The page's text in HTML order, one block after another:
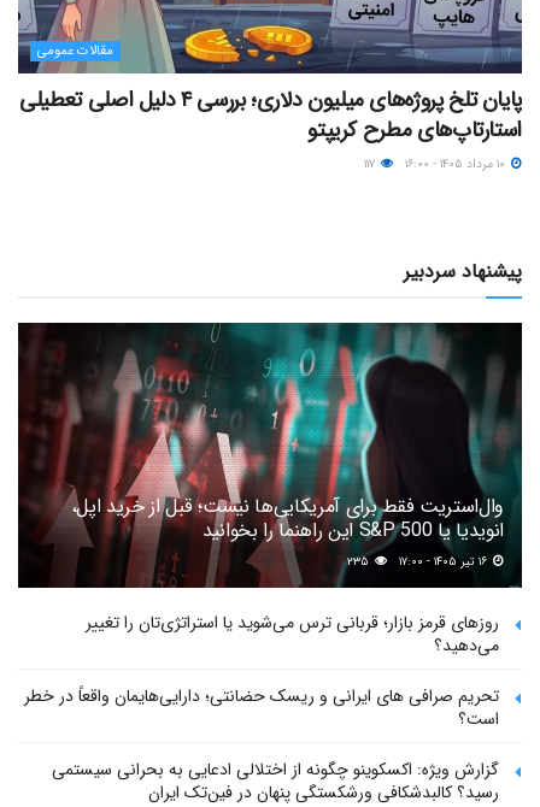
مقالات عمومی
پایان تلخ پروژه‌های میلیون دلاری؛ بررسی ۴ دلیل اصلی تعطیلی
استارتاپ‌های مطرح کریپتو
پیشنهاد سردبیر
وال‌استریت فقط برای آمریکایی‌ها نیست؛ قبل از خرید اپل،
انویدیا یا S&P 500 این راهنما را بخوانید
۲۳۵
روزهای قرمز بازار؛ قربانی ترس می‌شوید یا استراتژی‌تان را تغییر
می‌دهید؟
تحریم صرافی های ایرانی و ریسک حضانتی؛ دارایی‌هایمان واقعاً در خطر
است؟
گزارش ویژه: اکسکوینو چگونه از اختلالی ادعایی به بحرانی سیستمی
رسید؟ کالبدشکافی ورشکستگی پنهان در فین‌تک ایران